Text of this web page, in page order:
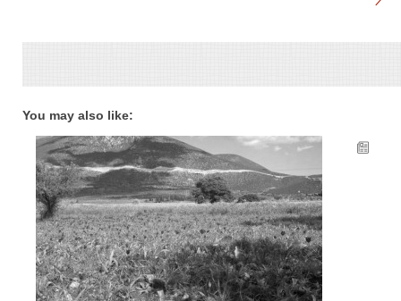
You may also like: